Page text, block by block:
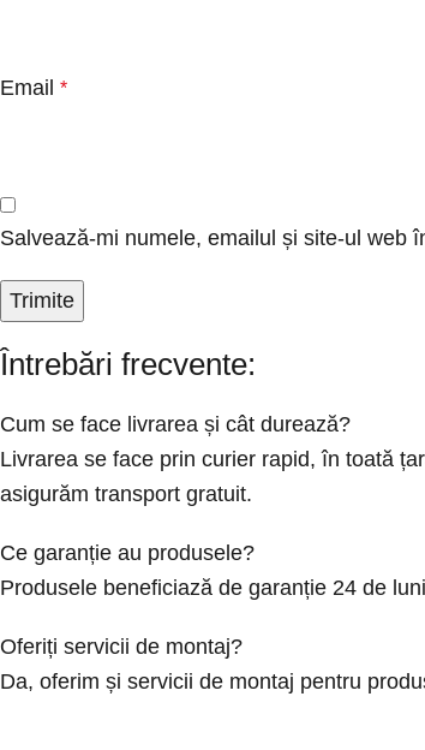
Email *
Salvează-mi numele, emailul și site-ul web
Întrebări frecvente:
Cum se face livrarea și cât durează?
Livrarea se face prin curier rapid, în toată
asigurăm transport gratuit.
Ce garanție au produsele?
Produsele beneficiază de garanție 24 de
Oferiți servicii de montaj?
Da, oferim și servicii de montaj pentru